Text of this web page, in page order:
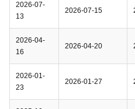
2026-07-
13
2026-07-15
2026-04-
16
2026-04-20
2026-01-
23
2026-01-27